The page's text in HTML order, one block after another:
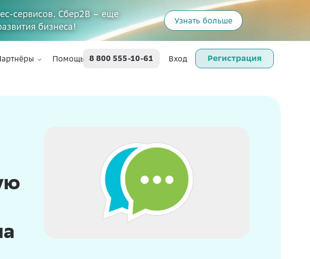
сервисов. Сбер2В – еще
бизнеса!
Узнать больше
Помощь 8 800 555-10-61 Вход Регистрация